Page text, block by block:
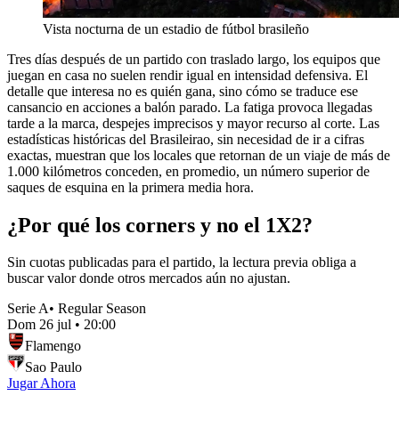
Vista nocturna de un estadio de fútbol brasileño
Tres días después de un partido con traslado largo, los equipos que
juegan en casa no suelen rendir igual en intensidad defensiva. El
detalle que interesa no es quién gana, sino cómo se traduce ese
cansancio en acciones a balón parado. La fatiga provoca llegadas
tarde a la marca, despejes imprecisos y mayor recurso al corte. Las
estadísticas históricas del Brasileirao, sin necesidad de ir a cifras
exactas, muestran que los locales que retornan de un viaje de más de
1.000 kilómetros conceden, en promedio, un número superior de
saques de esquina en la primera media hora.
¿Por qué los corners y no el 1X2?
Sin cuotas publicadas para el partido, la lectura previa obliga a
buscar valor donde otros mercados aún no ajustan.
Serie A• Regular Season
Dom 26 jul • 20:00
Flamengo
Sao Paulo
Jugar Ahora